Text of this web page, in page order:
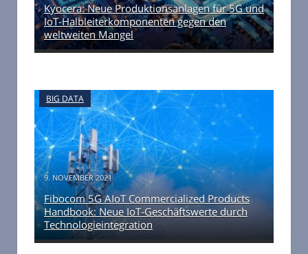
Kyocera: Neue Produktionsanlagen für 5G und
IoT-Halbleiterkomponenten gegen den
weltweiten Mangel
BIG DATA
9. NOVEMBER 2021
Fibocom 5G AIoT Commercialized Products
Handbook: Neue IoT-Geschäftswerte durch
Technologieintegration